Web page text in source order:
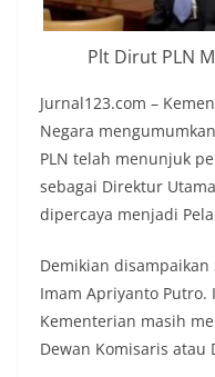
Plt Dirut PLN
Jurnal123.com –
Negara
PLN telah menunjuk
sebagai Direktur
dipercaya menjadi
Demikian
Imam Apriyanto Putro.
Kementerian masih
Dewan Komisaris atau